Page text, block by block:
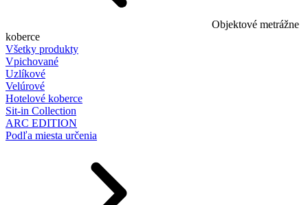
Objektové metrážne
koberce
Všetky produkty
Vpichované
Uzlíkové
Velúrové
Hotelové koberce
Sit-in Collection
ARC EDITION
Podľa miesta určenia